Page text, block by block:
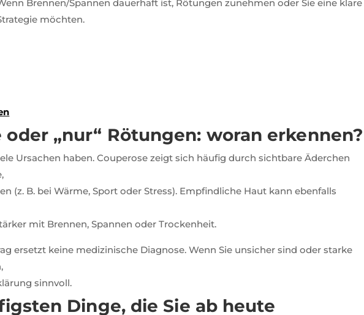
Brennen/Spannen dauerhaft ist, Rötungen zunehmen oder Sie eine klare
möchten.
oder „nur“ Rötungen: woran erkennen?
Ursachen haben. Couperose zeigt sich häufig durch sichtbare Äderchen
(z. B. bei Wärme, Sport oder Stress). Empfindliche Haut kann ebenfalls
mit Brennen, Spannen oder Trockenheit.
ersetzt keine medizinische Diagnose. Wenn Sie unsicher sind oder starke
sinnvoll.
Dinge, die Sie ab heute